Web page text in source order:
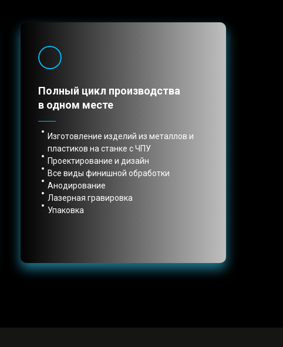
Полный цикл производства
в одном месте
Изготовление изделий из металлов и
пластиков на станке с ЧПУ
Проектирование и дизайн
Все виды финишной обработки
Анодирование
Лазерная гравировка
Упаковка